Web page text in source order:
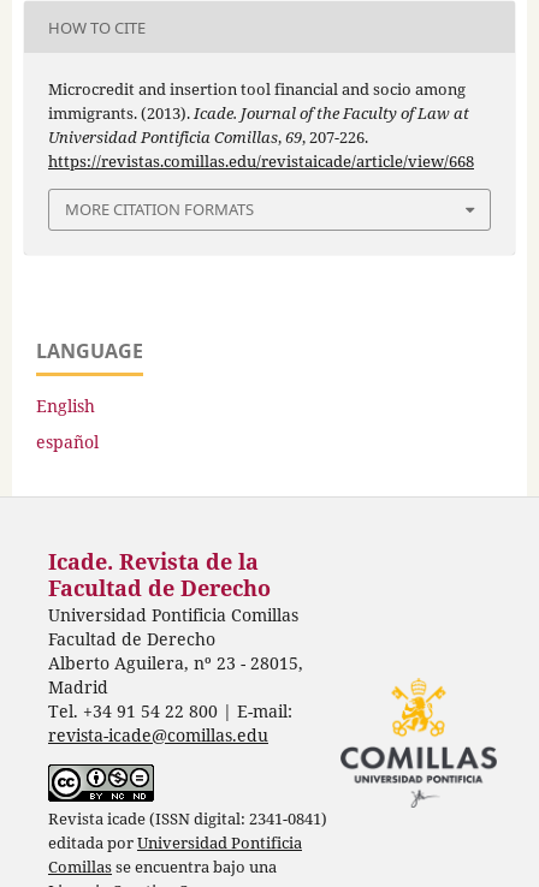
HOW TO CITE
Microcredit and insertion tool financial and socio among
immigrants. (2013).Icade. Journal of the Faculty of Law at
Universidad Pontificia Comillas,69, 207-226.
https://revistas.comillas.edu/revistaicade/article/view/668
MORE CITATION FORMATS
LANGUAGE
English
español
Icade. Revista de la
Facultad de Derecho
Universidad Pontificia Comillas
Facultad de Derecho
Alberto Aguilera, nº 23 - 28015,
Madrid
Tel. +34 91 54 22 800 | E-mail:
revista-icade@comillas.edu
Revista icade (ISSN digital: 2341-0841)
editada porUniversidad Pontificia
Comillasse encuentra bajo una